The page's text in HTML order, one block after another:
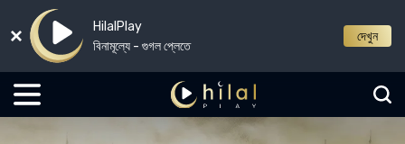
HilalPlay
বিনামূল্যে - গুগল প্লেতে
দেখুন